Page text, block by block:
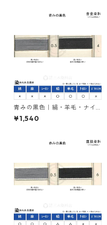
青みの黒色｜絹・羊毛・ナイ
ロンを染める｜含金染料｜20
g｜イレミアブラックBG（青
¥1,540